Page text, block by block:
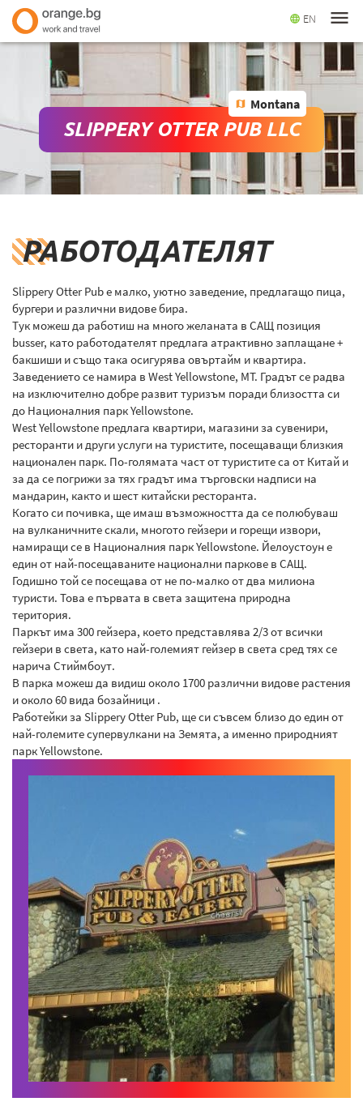
language EN menu
map Montana
SLIPPERY OTTER PUB LLC
РАБОТОДАТЕЛЯТ
Slippery Otter Pub е малко, уютно заведение, предлагащо пица,
бургери и различни видове бира.
Тук можеш да работиш на много желаната в САЩ позиция
busser, като работодателят предлага атрактивно заплащане +
бакшиши и също така осигурява овъртайм и квартира.
Заведението се намира в West Yellowstone, МТ. Градът се радва
на изключително добре развит туризъм поради близостта си
до Националния парк Yellowstone.
West Yellowstone предлага квартири, магазини за сувенири,
ресторанти и други услуги на туристите, посещаващи близкия
национален парк. По-голямата част от туристите са от Китай и
за да се погрижи за тях градът има търговски надписи на
мандарин, както и шест китайски ресторанта.
Когато си почивка, ще имаш възможността да се полюбуваш
на вулканичните скали, многото гейзери и горещи извори,
намиращи се в Националния парк Yellowstone. Йелоустоун е
един от най-посещаваните национални паркове в САЩ.
Годишно той се посещава от не по-малко от два милиона
туристи. Това е първата в света защитена природна
територия.
Паркът има 300 гейзера, което представлява 2/3 от всички
гейзери в света, като най-големият гейзер в света сред тях се
нарича Стиймбоут.
В парка можеш да видиш около 1700 различни видове растения
и около 60 вида бозайници .
Работейки за Slippery Otter Pub, ще си съвсем близо до един от
най-големите супервулкани на Земята, а именно природният
парк Yellowstone.